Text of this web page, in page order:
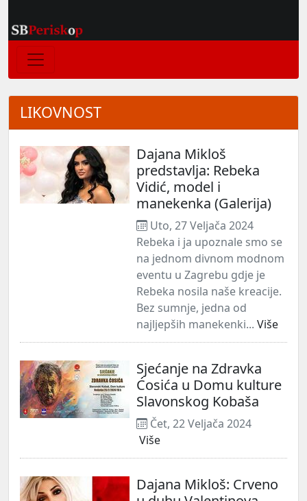
LIKOVNOST
Dajana Mikloš
predstavlja: Rebeka
Vidić, model i
manekenka (Galerija)
Uto, 27 Veljača 2024
Rebeka i ja upoznale smo se
na jednom divnom modnom
eventu u Zagrebu gdje je
Rebeka nosila naše kreacije.
Bez sumnje, jedna od
najljepših manekenki... Više
Sjećanje na Zdravka
Ćosića u Domu kulture
Slavonskog Kobaša
Čet, 22 Veljača 2024
Više
Dajana Mikloš: Crveno